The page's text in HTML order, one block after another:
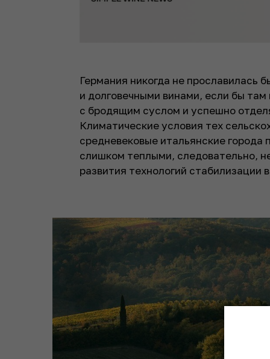
Германия никогда не
и долговечными винами, если бы
с бродящим суслом и успешно
Климатические условия тех
средневековые итальянские города
слишком теплыми, следовательно,
развития технологий стабилизации